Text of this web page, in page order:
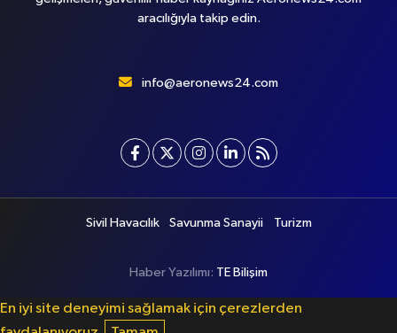
aracılığıyla takip edin.
info@aeronews24.com
Sivil Havacılık Savunma Sanayii Turizm
Haber Yazılımı: TE Bilişim
En iyi site deneyimi sağlamak için çerezlerden